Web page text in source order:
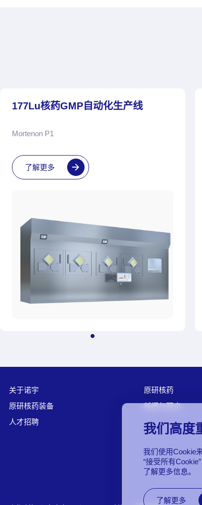
177Lu核药GMP自动化生产线
Mortenon P1
了解更多
关于诺宇
原研核药
原研核药装备
新闻与观点
人才招聘
我们高度
我们使用Cookie
“接受所有
了解更多信息。
了解更多